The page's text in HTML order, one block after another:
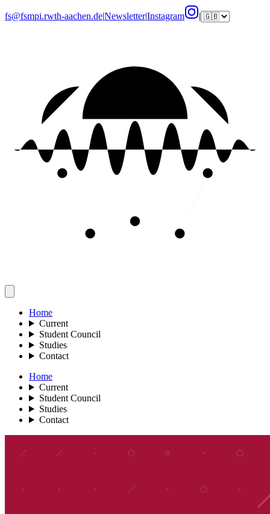
fs@fsmpi.rwth-aachen.de|Newsletter|Instagram |
Home
Current
Student Council
Studies
Contact
Home
Current
Student Council
Studies
Contact